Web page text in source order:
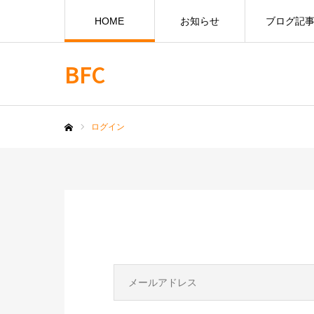
BFC
HOME お知らせ ブログ記
ログイン